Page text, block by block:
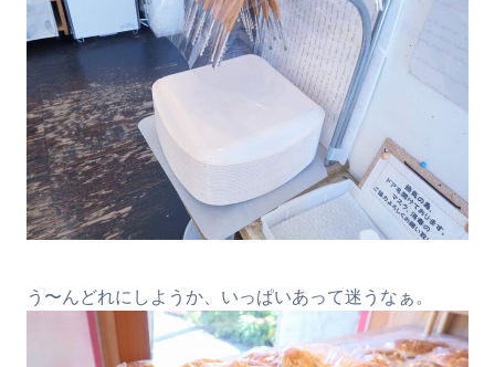
う〜んどれにしようか、いっぱいあって迷うなぁ。